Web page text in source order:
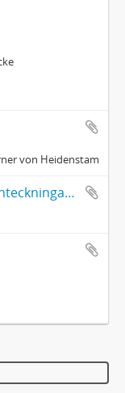
von Heidenstam
Visbok från ca 1720-30-talet med anteckningar av George Stephens i september 1843. Äldre namnteckning av Pehr Gottlieb Torwest